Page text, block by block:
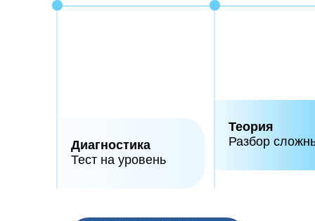
Теория
Разбор
Диагностика
Тест на уровень